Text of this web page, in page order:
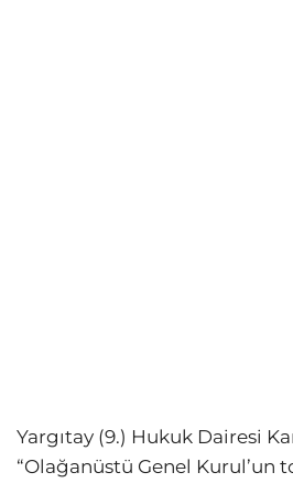
Yargıtay (9.) Hukuk Dairesi
“Olağanüstü Genel Kurul’un